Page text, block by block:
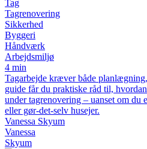
Tag
Tagrenovering
Sikkerhed
Byggeri
Håndværk
Arbejdsmiljø
4 min
Tagarbejde kræver både
guide får du praktiske råd til,
under tagrenovering – uanset om du
eller gør-det-selv husejer.
Vanessa Skyum
Vanessa
Skyum